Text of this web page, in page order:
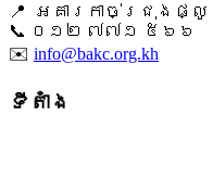
📍 អគារកាច់ជ្រុង
📞 ​០១២ ៧៧១ ៥៦៦
✉️ info@bakc.org.kh
ទីតាំង